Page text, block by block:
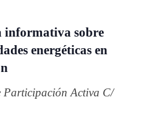
informativa sobre
energéticas en
Participación Activa C/